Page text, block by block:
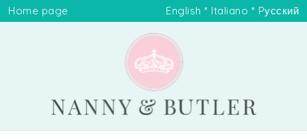
Home page English * Italiano * Pусский